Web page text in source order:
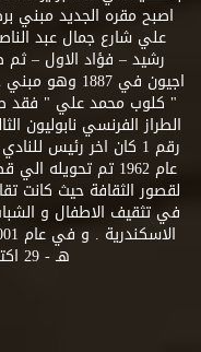
اصبح مقره الجديد مبني
علي شارع جمال عبد
رشيد – فؤاد الاول – ثم
اجيون في
" كلوب محمد علي " فقد
الطراز الفرنسي نابوليون
رقم 1 كان اخر رئيس
عام 1962 تم تحويله
لقصور الثقافة حيث كانت
في تثقيف الاطفال و
هـ - 29 اكتوبر2001 تم افتتاح المركز